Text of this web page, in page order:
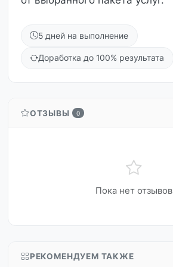
5 дней на выполнение
Доработка до 100% результата
ОТЗЫВЫ 0
Пока нет отзывов
РЕКОМЕНДУЕМ ТАКЖЕ